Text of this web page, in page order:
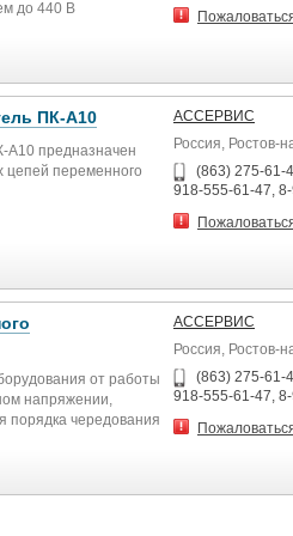
контакторов
до 440 В
ПК-А10
А10 предназначен
цепей переменного
25
32
АССЕРВИС
Россия, Ростов-
(863) 275-61-
918-555-61-47,
от работы
напряжении,
порядка чередования
АССЕРВИС
Россия, Ростов-
(863) 275-61-
918-555-61-47,